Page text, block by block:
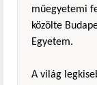
műegyetemi
közölte
Egyetem.
A világ